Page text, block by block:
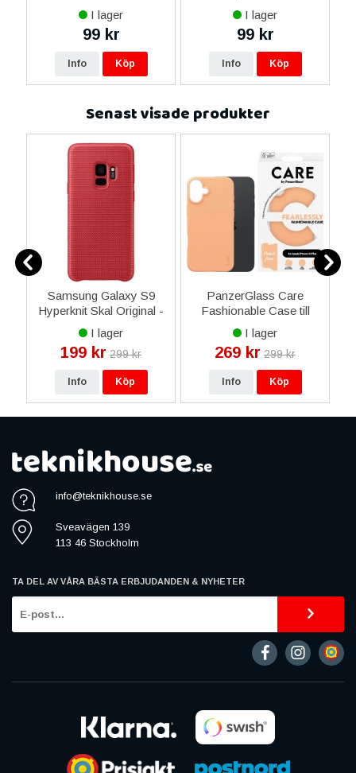
I lager
99 kr
Info Köp
I lager
99 kr
Info Köp
Senast visade produkter
Samsung Galaxy S9
Hyperknit Skal Original -
Röd
I lager
199 kr 299 kr
Info Köp
PanzerGlass Care
Fashionable Case till
iPhone 16 Plus - Persika
I lager
269 kr 299 kr
Info Köp
info@teknikhouse.se
Sveavägen 139
113 46 Stockholm
TA DEL AV VÅRA BÄSTA ERBJUDANDEN & NYHETER